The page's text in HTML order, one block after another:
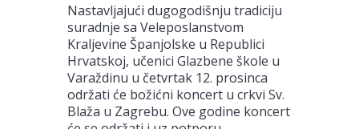
Nastavljajući dugogodišnju tradiciju
suradnje sa Veleposlanstvom
Kraljevine Španjolske u Republici
Hrvatskoj, učenici Glazbene škole u
Varaždinu u četvrtak 12. prosinca
održati će božićni koncert u crkvi Sv.
Blaža u Zagrebu. Ove godine koncert